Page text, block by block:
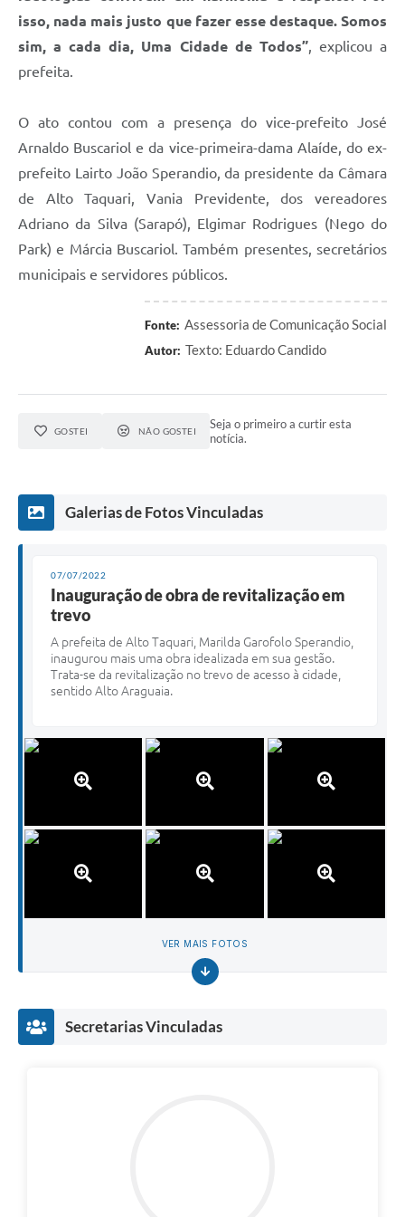
isso, nada mais justo que fazer esse destaque. Somos
sim, a cada dia, Uma Cidade de Todos”, explicou a
prefeita.
O ato contou com a presença do vice-prefeito José
Arnaldo Buscariol e da vice-primeira-dama Alaíde, do ex-
prefeito Lairto João Sperandio, da presidente da Câmara
de Alto Taquari, Vania Previdente, dos vereadores
Adriano da Silva (Sarapó), Elgimar Rodrigues (Nego do
Park) e Márcia Buscariol. Também presentes, secretários
municipais e servidores públicos.
Fonte: Assessoria de Comunicação Social
Autor: Texto: Eduardo Candido
GOSTEI NÃO GOSTEI
Seja o primeiro a curtir esta
notícia.
Galerias de Fotos Vinculadas
07/07/2022
Inauguração de obra de revitalização em
trevo
A prefeita de Alto Taquari, Marilda Garofolo Sperandio,
inaugurou mais uma obra idealizada em sua gestão.
Trata-se da revitalização no trevo de acesso à cidade,
sentido Alto Araguaia.
VER MAIS FOTOS
Secretarias Vinculadas